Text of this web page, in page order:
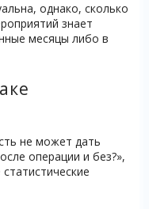
однако, сколько
знает
месяцы либо в
не может дать
операции и без?»,